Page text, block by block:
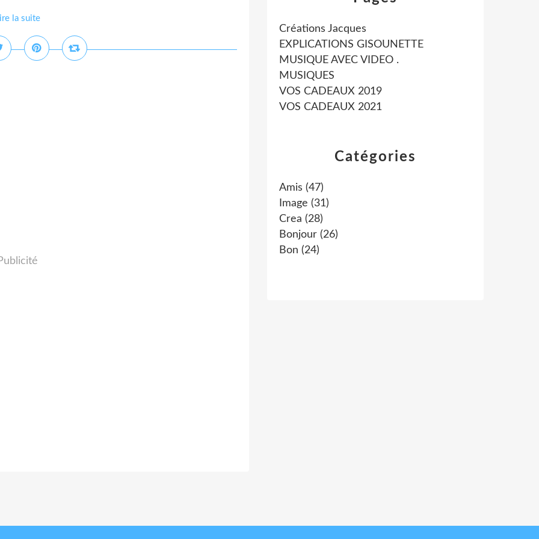
la suite
Catégories
Amis (47)
Image (31)
Crea (28)
Bonjour (26)
Bon (24)
Créations Jacques
EXPLICATIONS GISOUNETTE
MUSIQUE AVEC VIDEO .
MUSIQUES
VOS CADEAUX 2019
VOS CADEAUX 2021